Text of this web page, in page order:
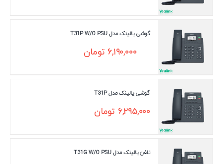
گوشی یالینک مدل T31P W/O PSU
۶,۱۹۰,۰۰۰ تومان
گوشی یالینک مدل T31P
۶,۲۹۵,۰۰۰ تومان
تلفن یالینک مدل T31G W/O PSU